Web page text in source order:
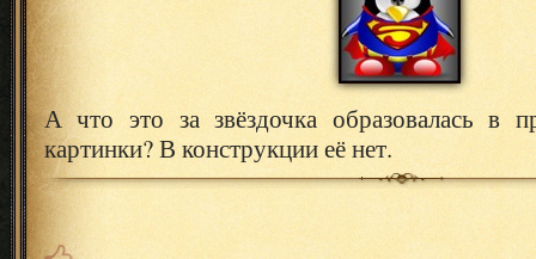
А что это за звёздочка образовалась в
картинки? В конструкции её нет.